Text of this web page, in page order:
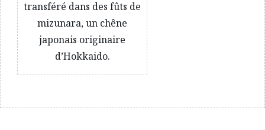
transféré dans des fûts de
mizunara, un chêne
japonais originaire
d’Hokkaido.